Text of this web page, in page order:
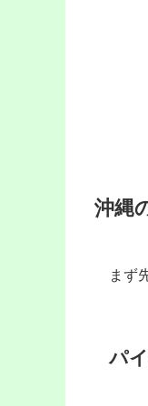
沖縄
まず
パ